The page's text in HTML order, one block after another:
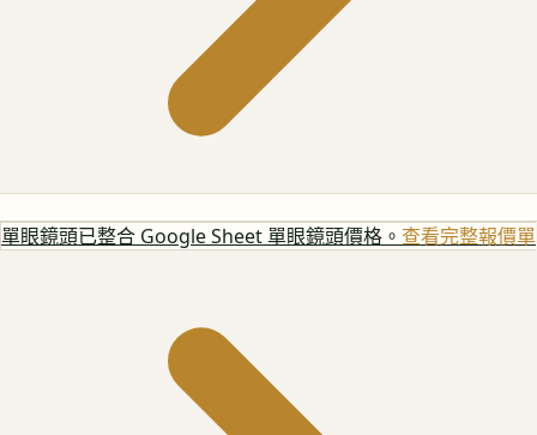
單眼鏡頭已整合 Google Sheet 單眼鏡頭價格。 查看完整報價單